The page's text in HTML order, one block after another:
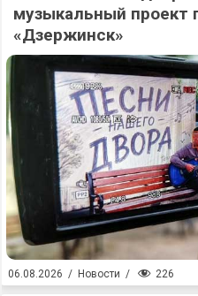
музыкальный проект
«Дзержинск»
06.08.2026 / Новости / 226